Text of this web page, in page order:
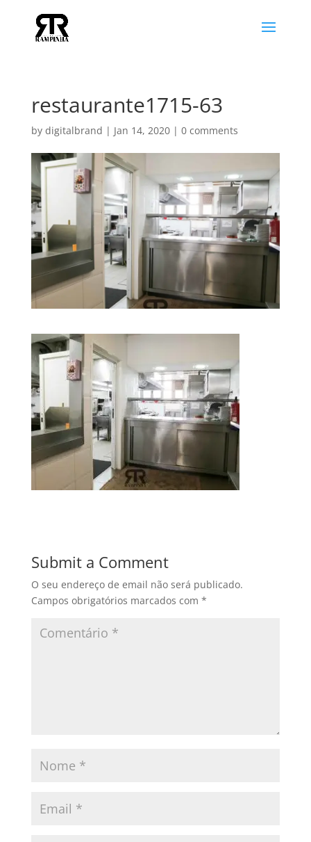
restaurante1715-63
by digitalbrand | Jan 14, 2020| 0 comments
Submit a Comment
O seu endereço de email não será publicado.
Campos obrigatórios marcados com *